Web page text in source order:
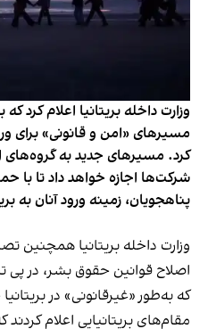
وزارت داخله بریتانیا اعلام کرد
مسیرهای «امن و قانونی» برای
کرد. مسیرهای جدید به گروه‌های
شرکت‌ها اجازه خواهد داد تا با
پناهجویان، زمینه ورود آنان به
وزارت داخله بریتانیا همچنین
اصلاح قوانین حقوق بشر، در پی
که به‌طور «غیرقانونی» در
مقام‌های بریتانیایی اعلام کردند